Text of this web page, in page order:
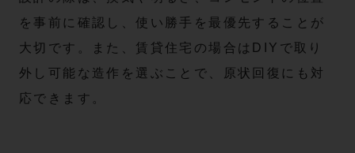
を事前に確認し、使い勝手を最優先することが
大切です。また、賃貸住宅の場合はDIYで取り
外し可能な造作を選ぶことで、原状回復にも対
応できます。